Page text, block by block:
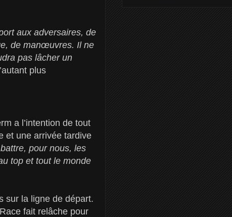
aux adversaires, de
de manœuvres. Il ne
pas lâcher un
plus
a l’intention de tout
et une arrivée tardive
pour nous, les
top et tout le monde
sur la ligne de départ.
fait relâche pour